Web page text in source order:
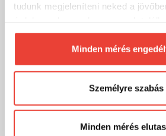
tudunk megjeleníteni neked a
biztosításához arra kérünk, hogy
számunkra minden mérés
Természetesensoha semmilyen
megváltoztathatod a döntésed
Előre is köszönjük!
Minden mérés
Személyre szabás
Minden mérés